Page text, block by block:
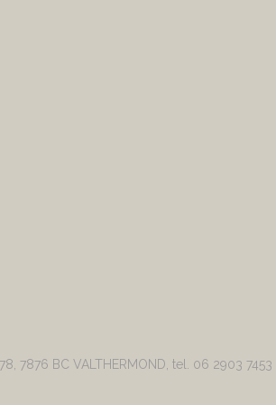
7876 BC VALTHERMOND, tel. 06 2903 7453